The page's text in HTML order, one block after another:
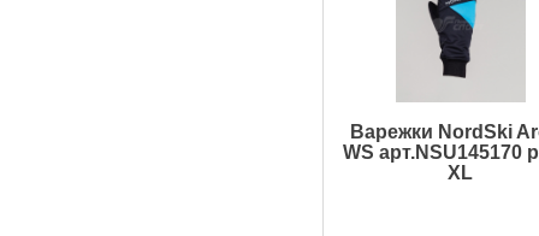
Варежки NordSki
WS арт.NSU145170
XL